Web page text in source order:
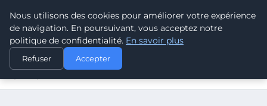
CLIMATE RESPONSE BLOG
ACCUEIL
CHANGEMENT CLIMATIQUE
DIVERSITÉ DES APPROCHES POUR RÉALISER UN BILAN
Nous utilisons des cookies pour améliorer votre expérience
de navigation. En poursuivant, vous acceptez notre
politique de confidentialité. En savoir plus
Refuser Accepter